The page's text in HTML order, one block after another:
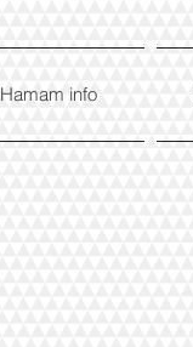
Hamam info